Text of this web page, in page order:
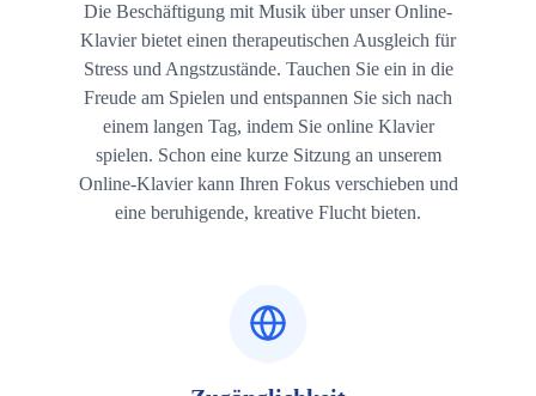
Die Beschäftigung mit Musik über unser Online-
Klavier bietet einen therapeutischen Ausgleich für
Stress und Angstzustände. Tauchen Sie ein in die
Freude am Spielen und entspannen Sie sich nach
einem langen Tag, indem Sie online Klavier
spielen. Schon eine kurze Sitzung an unserem
Online-Klavier kann Ihren Fokus verschieben und
eine beruhigende, kreative Flucht bieten.